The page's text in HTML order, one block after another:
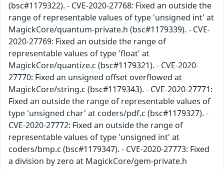
(bsc#1179322). - CVE-2020-27768: Fixed an outside the
range of representable values of type 'unsigned int' at
MagickCore/quantum-private.h (bsc#1179339). - CVE-
2020-27769: Fixed an outside the range of
representable values of type 'float' at
MagickCore/quantize.c (bsc#1179321). - CVE-2020-
27770: Fixed an unsigned offset overflowed at
MagickCore/string.c (bsc#1179343). - CVE-2020-27771:
Fixed an outside the range of representable values of
type 'unsigned char' at coders/pdf.c (bsc#1179327). -
CVE-2020-27772: Fixed an outside the range of
representable values of type 'unsigned int' at
coders/bmp.c (bsc#1179347). - CVE-2020-27773: Fixed
a division by zero at MagickCore/gem-private.h